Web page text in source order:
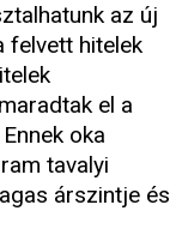
az új
felvett hitelek
el a
oka
tavalyi
árszintje és